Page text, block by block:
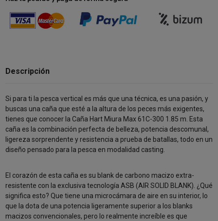
Descripción
Si para ti la pesca vertical es más que una técnica, es una pasión, y
buscas una caña que esté a la altura de los peces más exigentes,
tienes que conocer la Caña Hart Miura Max 61C-300 1.85 m. Esta
caña es la combinación perfecta de belleza, potencia descomunal,
ligereza sorprendente y resistencia a prueba de batallas, todo en un
diseño pensado para la pesca en modalidad casting.
El corazón de esta caña es su blank de carbono macizo extra-
resistente con la exclusiva tecnología ASB (AIR SOLID BLANK). ¿Qué
significa esto? Que tiene una microcámara de aire en su interior, lo
que la dota de una potencia ligeramente superior a los blanks
macizos convencionales, pero lo realmente increíble es que